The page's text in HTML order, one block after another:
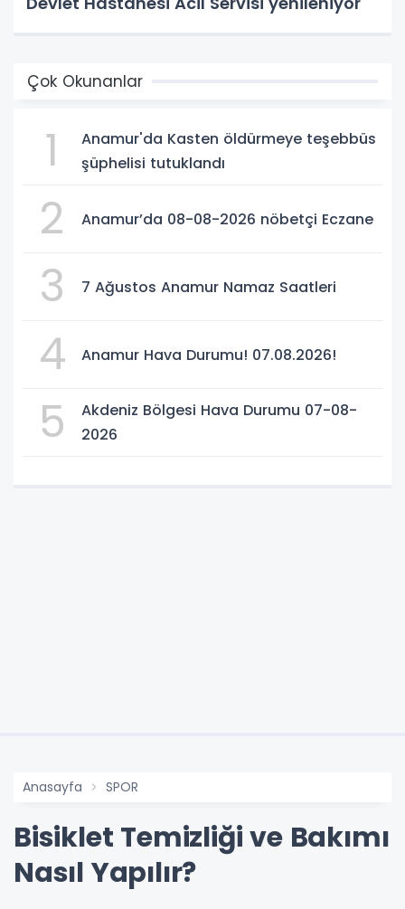
Çok Okunanlar
1
Anamur'da Kasten öldürmeye teşebbüs
şüphelisi tutuklandı
2 Anamur’da 08-08-2026 nöbetçi Eczane
3 7 Ağustos Anamur Namaz Saatleri
4 Anamur Hava Durumu! 07.08.2026!
5
Akdeniz Bölgesi Hava Durumu 07-08-
2026
Anasayfa SPOR
Bisiklet Temizliği ve Bakımı
Nasıl Yapılır?